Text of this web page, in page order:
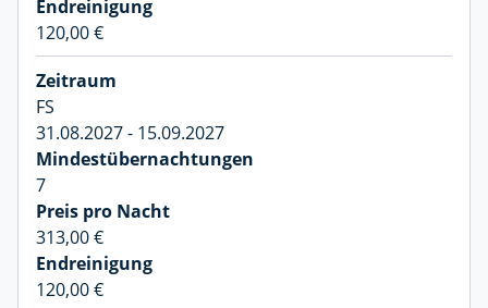
120,00 €
FS
31.08.2027 - 15.09.2027
7
313,00 €
120,00 €